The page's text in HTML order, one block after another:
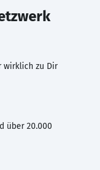
wirklich zu Dir
über 20.000